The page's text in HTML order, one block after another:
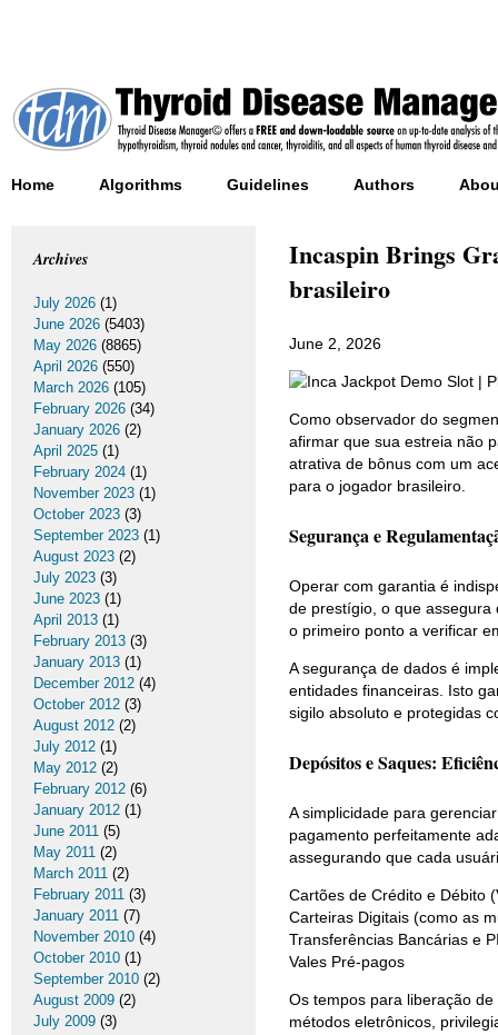
Home Algorithms Guidelines Authors
Incaspin Brings
brasileiro
June 2, 2026
Como observador do
afirmar que sua estreia não
atrativa de bônus com um
para o jogador brasileiro.
Segurança e
Operar com garantia é
de prestígio, o que assegura
o primeiro ponto a verificar
A segurança de dados é
entidades financeiras. Isto
sigilo absoluto e protegidas
Depósitos e Saques:
A simplicidade para
pagamento perfeitamente
assegurando que cada
Cartões de Crédito e Débito
Carteiras Digitais (como as
Transferências Bancárias e
Vales Pré-pagos
Os tempos para liberação
métodos eletrônicos,
Archives
July 2026 (1)
June 2026 (5403)
May 2026 (8865)
April 2026 (550)
March 2026 (105)
February 2026 (34)
January 2026 (2)
April 2025 (1)
February 2024 (1)
November 2023 (1)
October 2023 (3)
September 2023 (1)
August 2023 (2)
July 2023 (3)
June 2023 (1)
April 2013 (1)
February 2013 (3)
January 2013 (1)
December 2012 (4)
October 2012 (3)
August 2012 (2)
July 2012 (1)
May 2012 (2)
February 2012 (6)
January 2012 (1)
June 2011 (5)
May 2011 (2)
March 2011 (2)
February 2011 (3)
January 2011 (7)
November 2010 (4)
October 2010 (1)
September 2010 (2)
August 2009 (2)
July 2009 (3)